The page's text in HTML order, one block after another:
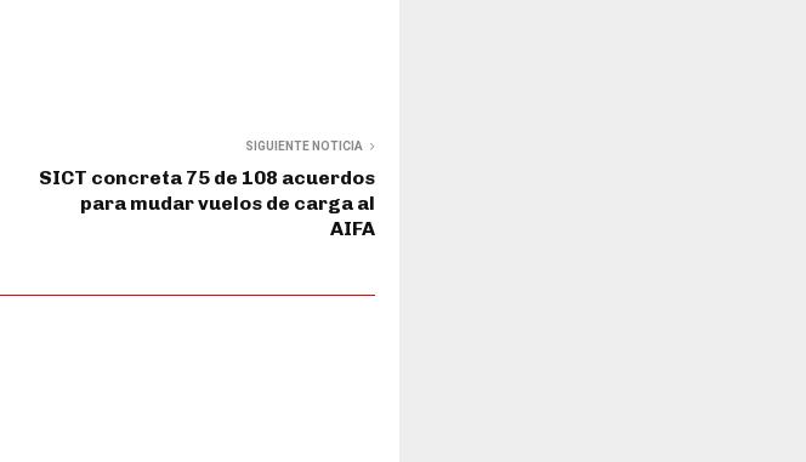
SIGUIENTE NOTICIA
SICT concreta 75 de 108 acuerdos
para mudar vuelos de carga al
AIFA